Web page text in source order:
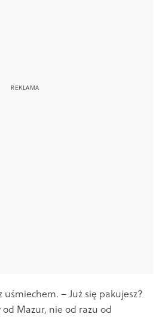
uśmiechem. – Już się pakujesz?
od Mazur, nie od razu od